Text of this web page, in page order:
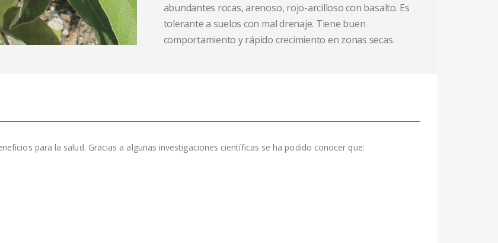
abundantes rocas, arenoso, rojo-arcilloso con basalto. Es
tolerante a suelos con mal drenaje. Tiene buen
comportamiento y rápido crecimiento en zonas secas.
para la salud. Gracias a algunas investigaciones científicas se ha podido conocer que: